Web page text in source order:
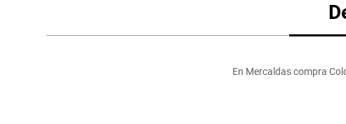
otros
En Mercaldas compra